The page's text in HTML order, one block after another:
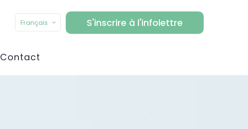
Français S'inscrire à l'infolettre
Contact